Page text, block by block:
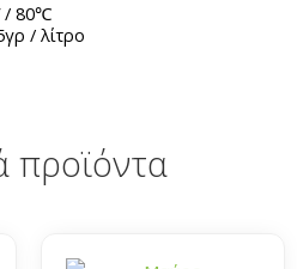
/ 80℃
/ λίτρο
προϊόντα